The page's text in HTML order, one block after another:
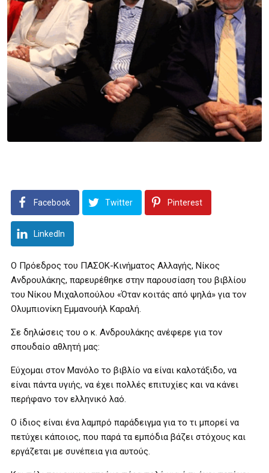
Facebook Twitter Pinterest
LinkedIn
Ο Πρόεδρος του ΠΑΣΟΚ-Κινήματος Αλλαγής, Νίκος
Ανδρουλάκης, παρευρέθηκε στην παρουσίαση του βιβλίου
του Νίκου Μιχαλοπούλου «Όταν κοιτάς από ψηλά» για τον
Ολυμπιονίκη Εμμανουήλ Καραλή.
Σε δηλώσεις του ο κ. Ανδρουλάκης ανέφερε για τον
σπουδαίο αθλητή μας:
Εύχομαι στον Μανόλο το βιβλίο να είναι καλοτάξιδο, να
είναι πάντα υγιής, να έχει πολλές επιτυχίες και να κάνει
περήφανο τον ελληνικό λαό.
Ο ίδιος είναι ένα λαμπρό παράδειγμα για το τι μπορεί να
πετύχει κάποιος, που παρά τα εμπόδια βάζει στόχους και
εργάζεται με συνέπεια για αυτούς.